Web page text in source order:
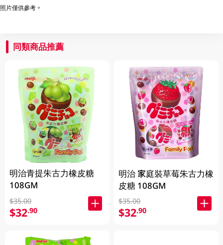
照片僅供參考。
同類商品推薦
明治青提朱古力橡皮糖
108GM
$35.00
$32.90
明治 家庭裝草莓朱古力橡
皮糖 108GM
$35.00
$32.90